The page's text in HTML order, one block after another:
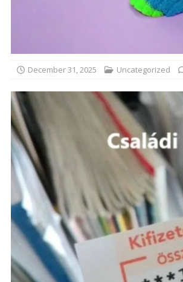
December 31, 2025 Uncategorized